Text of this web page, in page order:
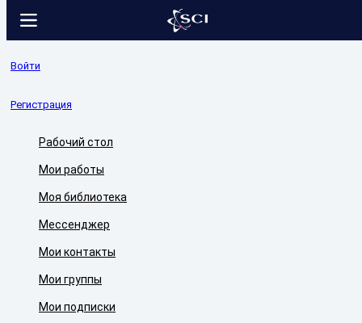
Войти
Регистрация
Рабочий стол
Мои работы
Моя библиотека
Мессенджер
Мои контакты
Мои группы
Мои подписки